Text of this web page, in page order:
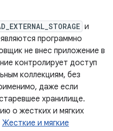
и
являются программно
не внес приложение в
контролирует доступ
коллекциям, без
даже если
хранилище.
о жестких и мягких
Жесткие и мягкие